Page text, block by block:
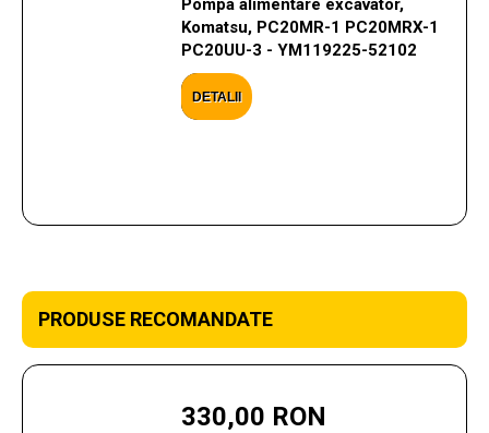
Pompa alimentare excavator,
Komatsu, PC20MR-1 PC20MRX-1
PC20UU-3 - YM119225-52102
DETALII
PRODUSE RECOMANDATE
330,00 RON